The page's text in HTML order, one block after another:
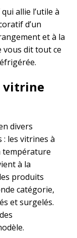
allie l’utile à
d’un
et à la
vous dit tout ce
vitrine
divers
: les vitrines à
température
à la
produits
catégorie,
et surgelés.